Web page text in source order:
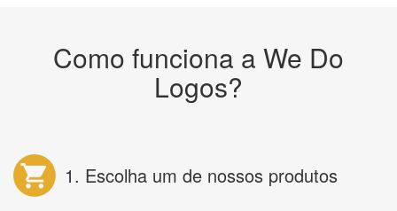
Como funciona a We Do
Logos?
1. Escolha um de nossos produtos